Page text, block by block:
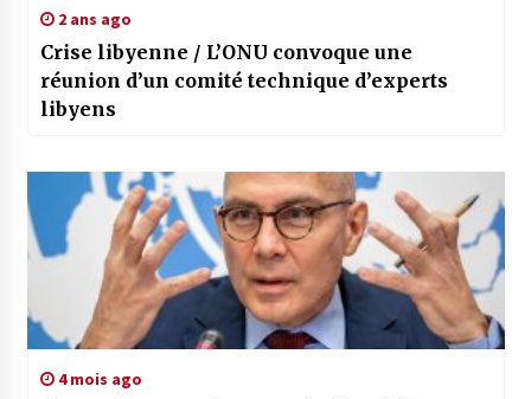
2 ans ago
Crise libyenne / L’ONU convoque une
réunion d’un comité technique d’experts
libyens
4 mois ago